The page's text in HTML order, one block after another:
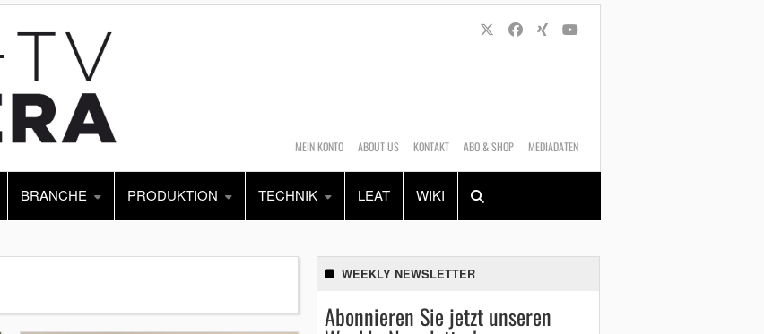
MEIN KONTO ABOUT US KONTAKT ABO & SHOP MEDIADATEN
BRANCHE PRODUKTION TECHNIK LEAT WIKI
Alles Shop
WEEKLY NEWSLETTER
Abonnieren Sie jetzt unseren